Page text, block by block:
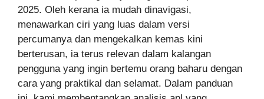
2025. Oleh kerana ia mudah dinavigasi,
menawarkan ciri yang luas dalam versi
percumanya dan mengekalkan kemas kini
berterusan, ia terus relevan dalam kalangan
pengguna yang ingin bertemu orang baharu dengan
cara yang praktikal dan selamat. Dalam panduan